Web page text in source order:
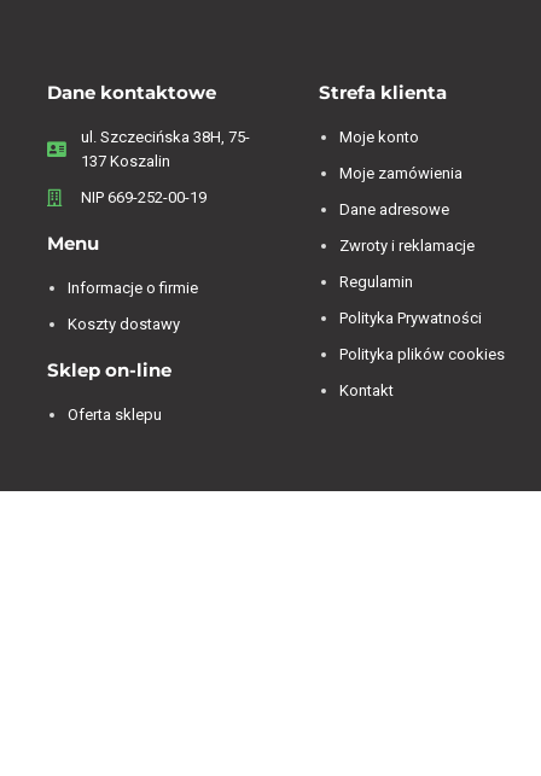
Dane kontaktowe
ul. Szczecińska 38H, 75-
137 Koszalin
NIP 669-252-00-19
Menu
Informacje o firmie
Koszty dostawy
Sklep on-line
Oferta sklepu
Strefa klienta
Moje konto
Moje zamówienia
Dane adresowe
Zwroty i reklamacje
Regulamin
Polityka Prywatności
Polityka plików cookies
Kontakt